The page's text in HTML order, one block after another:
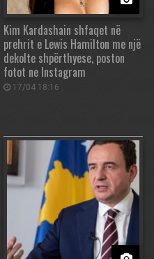
Kim Kardashain shfaqet në
prehrit e Lewis Hamilton me një
dekolte shpërthyese, poston
fotot ne Instagram
17/04 18:16